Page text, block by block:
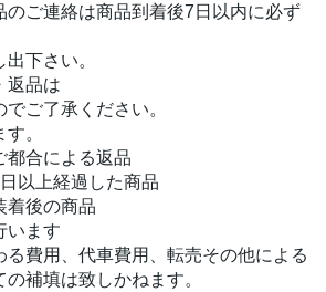
のご連絡は商品到着後7日以内に必ず
下さい。
返品は
ご了承ください。
。
都合による返品
以上経過した商品
着後の商品
います
る費用、代車費用、転売その他による
補填は致しかねます。